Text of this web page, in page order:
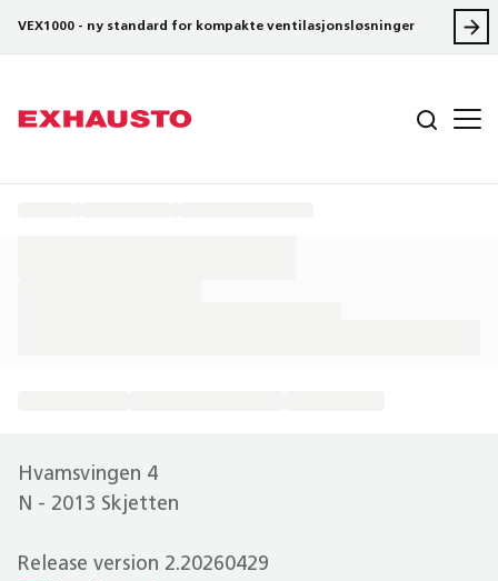
VEX1000 - ny standard for kompakte ventilasjonsløsninger
Hvamsvingen 4
N - 2013 Skjetten
Release version 2.20260429